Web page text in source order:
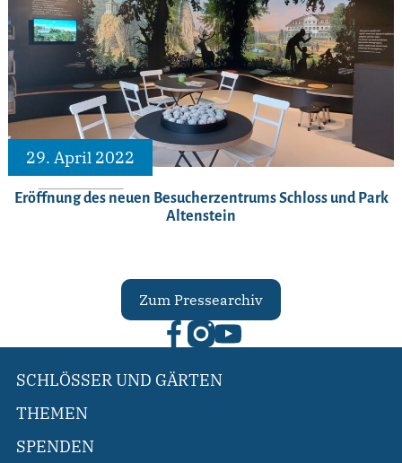
29. April 2022
Eröffnung des neuen Besucherzentrums Schloss und Park
Altenstein
Zum Pressearchiv
SCHLÖSSER UND GÄRTEN
THEMEN
SPENDEN